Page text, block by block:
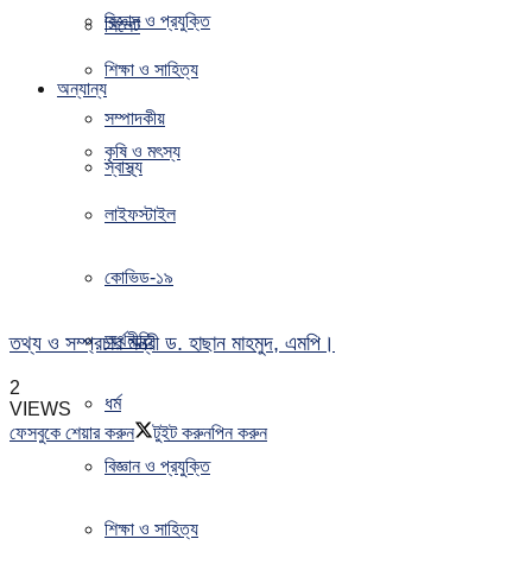
বিজ্ঞান ও প্রযুক্তি
শিক্ষা ও সাহিত্য
সম্পাদকীয়
স্বাস্থ্য
সিলেট
অন্যান্য
কৃষি ও মৎস্য
লাইফস্টাইল
কোভিড-১৯
অর্থনীতি
ধর্ম
বিজ্ঞান ও প্রযুক্তি
শিক্ষা ও সাহিত্য
তথ্য ও সম্প্রচার মন্ত্রী ড. হাছান মাহমুদ, এমপি।
2
VIEWS
ফেসবুকে শেয়ার করুন
টুইট করুনপিন করুন